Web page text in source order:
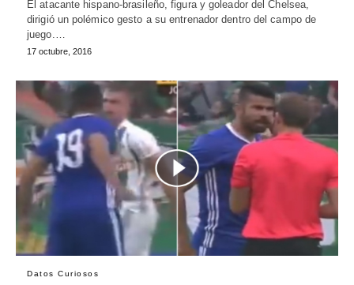
El atacante hispano-brasileño, figura y goleador del Chelsea,
dirigió un polémico gesto a su entrenador dentro del campo de
juego.…
17 octubre, 2016
Datos Curiosos